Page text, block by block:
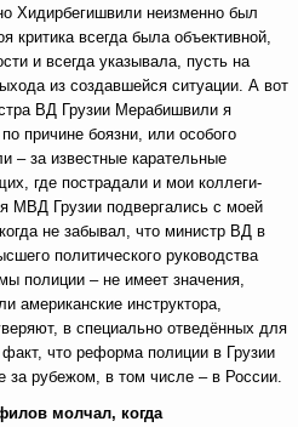
Хидирбегишвили неизменно был
всегда была объективной,
и всегда указывала, пусть на
из создавшейся ситуации. А вот
ВД Грузии Мерабишвили я
причине боязни, или особого
– за известные карательные
где пострадали и мои коллеги-
МВД Грузии подвергались с моей
не забывал, что министр ВД в
политического руководства
полиции – не имеет значения,
американские инструктора,
в специально отведённых для
что реформа полиции в Грузии
за рубежом, в том числе – в России.
молчал, когда